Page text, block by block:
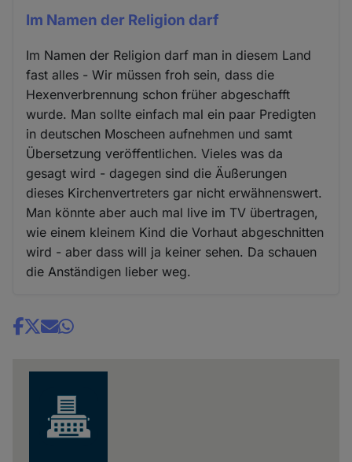
Im Namen der Religion darf
Im Namen der Religion darf man in diesem Land
fast alles - Wir müssen froh sein, dass die
Hexenverbrennung schon früher abgeschafft
wurde. Man sollte einfach mal ein paar Predigten
in deutschen Moscheen aufnehmen und samt
Übersetzung veröffentlichen. Vieles was da
gesagt wird - dagegen sind die Äußerungen
dieses Kirchenvertreters gar nicht erwähnenswert.
Man könnte aber auch mal live im TV übertragen,
wie einem kleinem Kind die Vorhaut abgeschnitten
wird - aber dass will ja keiner sehen. Da schauen
die Anständigen lieber weg.
Share